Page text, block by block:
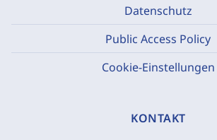
Datenschutz
Public Access Policy
Cookie-Einstellungen
KONTAKT